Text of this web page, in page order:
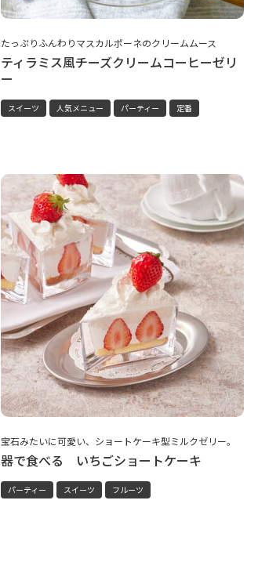
たっぷりふんわりマスカルポーネのクリームムース
ティラミス風チーズクリームコーヒーゼリ
ー
スイーツ 人気メニュー パーティー 定番
宝石みたいに可愛い、ショートケーキ型ミルクゼリー。
器で食べる いちごショートケーキ
パーティー スイーツ フルーツ